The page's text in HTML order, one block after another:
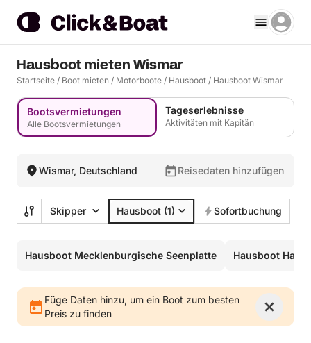
Hausboot mieten Wismar
Startseite / Boot mieten / Motorboote / Hausboot / Hausboot Wismar
Bootsvermietungen
Alle Bootsvermietungen
Tageserlebnisse
Aktivitäten mit Kapitän
Wismar, Deutschland Reisedaten hinzufügen
Skipper Hausboot (1) Sofortbuchung
Hausboot Mecklenburgische Seenplatte Hausboot Havel
Füge Daten hinzu, um ein Boot zum besten
Preis zu finden